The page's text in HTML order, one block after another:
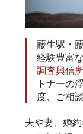
藤生駅・
経験豊富
調査興信
トナーの
度、ご相
夫や妻、婚